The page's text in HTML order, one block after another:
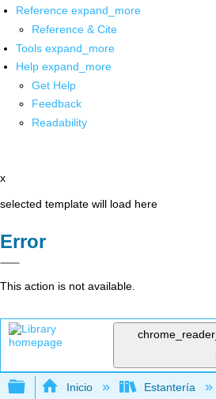
Reference expand_more
Reference & Cite
Tools expand_more
Help expand_more
Get Help
Feedback
Readability
x
selected template will load here
Error
This action is not available.
Expandir/contraer
Inicio Estantería